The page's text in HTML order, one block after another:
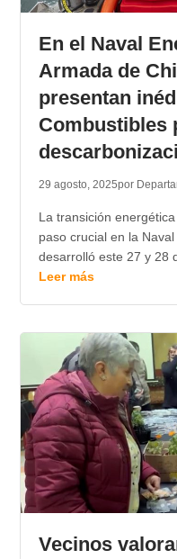
En el Naval
Armada de
presentan
Combustibles
29 agosto, 2025por
La transición
paso crucial en la
desarrolló este 27 y 28
Leer más
Vecinos